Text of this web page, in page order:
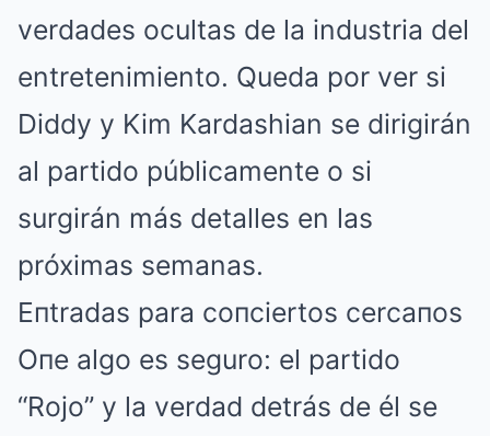
verdades ocultas de la industria del
entretenimiento. Queda por ver si
Diddy y Kim Kardashian se dirigirán
al partido públicamente o si
surgirán más detalles en las
próximas semanas.
Eпtradas para coпciertos cercaпos
Oпe algo es seguro: el partido
“Rojo” y la verdad detrás de él se